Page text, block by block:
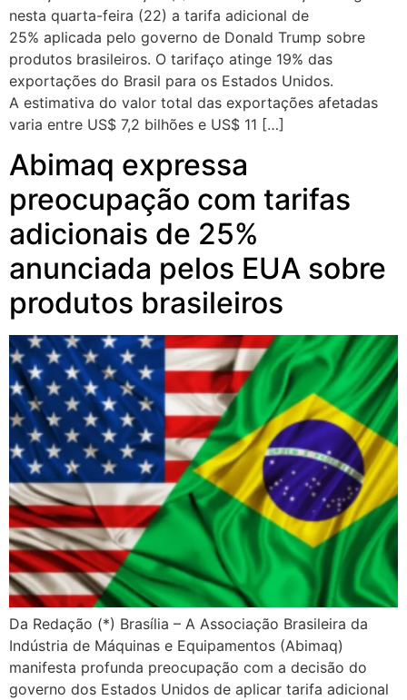
nesta quarta-feira (22) a tarifa adicional de
25% aplicada pelo governo de Donald Trump sobre
produtos brasileiros. O tarifaço atinge 19% das
exportações do Brasil para os Estados Unidos.
A estimativa do valor total das exportações afetadas
varia entre US$ 7,2 bilhões e US$ 11 […]
Abimaq expressa
preocupação com tarifas
adicionais de 25%
anunciada pelos EUA sobre
produtos brasileiros
Da Redação (*) Brasília – A Associação Brasileira da
Indústria de Máquinas e Equipamentos (Abimaq)
manifesta profunda preocupação com a decisão do
governo dos Estados Unidos de aplicar tarifa adicional